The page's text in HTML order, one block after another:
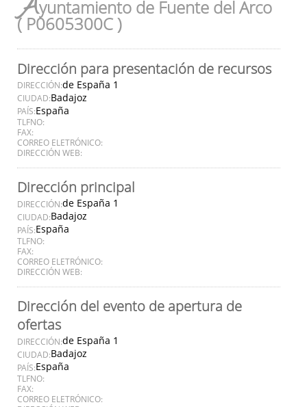
yuntamiento de Fuente del Arco
( P0605300C )
Dirección para presentación de recursos
DIRECCIÓN:de España 1
CIUDAD:Badajoz
PAÍS:España
TLFNO:
FAX:
CORREO ELETRÓNICO:
DIRECCIÓN WEB:
Dirección principal
DIRECCIÓN:de España 1
CIUDAD:Badajoz
PAÍS:España
TLFNO:
FAX:
CORREO ELETRÓNICO:
DIRECCIÓN WEB:
Dirección del evento de apertura de
ofertas
DIRECCIÓN:de España 1
CIUDAD:Badajoz
PAÍS:España
TLFNO:
FAX:
CORREO ELETRÓNICO: